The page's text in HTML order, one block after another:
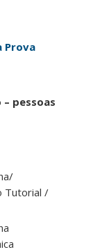
Prova
pessoas
Tutorial /